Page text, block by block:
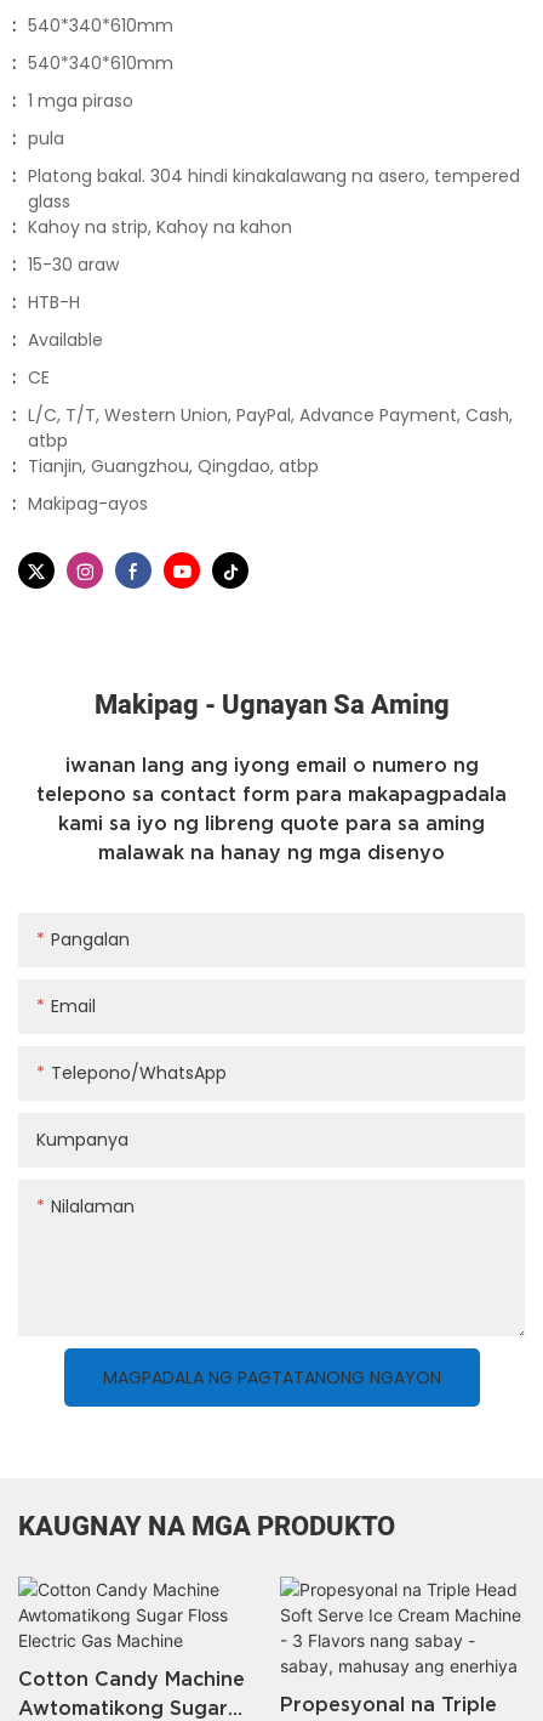
: 540*340*610mm
: 540*340*610mm
: 1 mga piraso
: pula
: Platong bakal. 304 hindi kinakalawang na asero, tempered
glass
: Kahoy na strip, Kahoy na kahon
: 15-30 araw
: HTB-H
: Available
: CE
: L/C, T/T, Western Union, PayPal, Advance Payment, Cash,
atbp
: Tianjin, Guangzhou, Qingdao, atbp
: Makipag-ayos
Makipag - Ugnayan Sa Aming
iwanan lang ang iyong email o numero ng
telepono sa contact form para makapagpadala
kami sa iyo ng libreng quote para sa aming
malawak na hanay ng mga disenyo
Pangalan
Email
Telepono/whatsApp
Kumpanya
Nilalaman
MAGPADALA NG PAGTATANONG NGAYON
KAUGNAY NA MGA PRODUKTO
Cotton Candy Machine
Awtomatikong Sugar
Propesyonal na Triple